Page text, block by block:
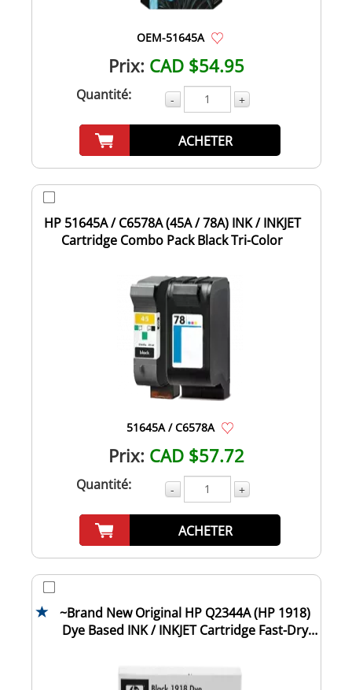
OEM-51645A
Prix: CAD $54.95
Quantité: - +
ACHETER
HP 51645A / C6578A (45A / 78A) INK / INKJET
Cartridge Combo Pack Black Tri-Color
51645A / C6578A
Prix: CAD $57.72
Quantité: - +
ACHETER
~Brand New Original HP Q2344A (HP 1918)
Dye Based INK / INKJET Cartridge Fast-Dry